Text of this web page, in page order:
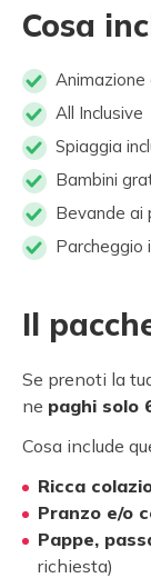
Cosa
Animazione
All Inclusive
Spiaggia
Bambini
Bevande ai
Parcheggio
Il
Se prenoti la
ne paghi solo
Cosa include
Ricca
Pranzo e/o
Pappe,
richiesta)